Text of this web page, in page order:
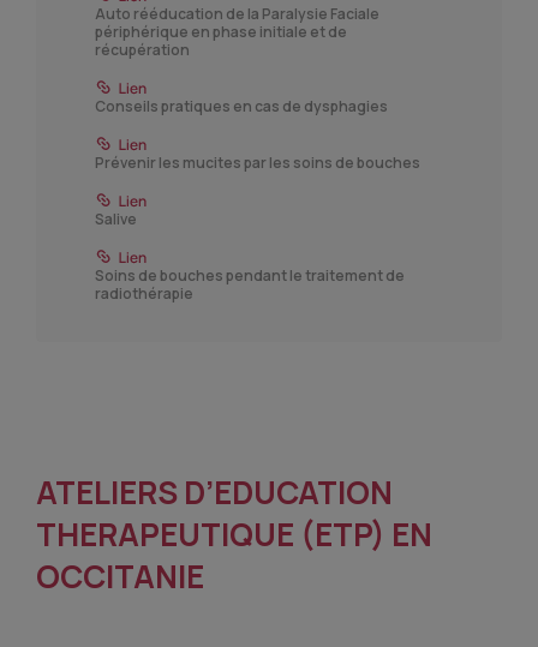
Auto rééducation de la Paralysie Faciale
périphérique en phase initiale et de
récupération
Conseils pratiques en cas de dysphagies
Prévenir les mucites par les soins de bouches
Salive
Soins de bouches pendant le traitement de
radiothérapie
ATELIERS D’EDUCATION
THERAPEUTIQUE (ETP) EN
OCCITANIE